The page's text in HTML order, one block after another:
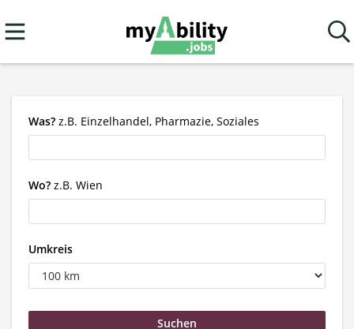
Was? z.B. Einzelhandel, Pharmazie, Soziales
Wo? z.B. Wien
Umkreis